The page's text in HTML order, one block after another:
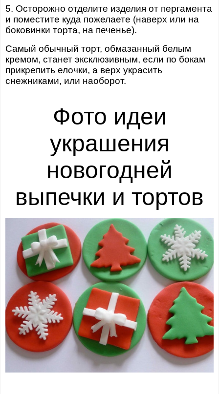
5. Осторожно отделите изделия от пергамента
и поместите куда пожелаете (наверх или на
боковинки торта, на печенье).
Самый обычный торт, обмазанный белым
кремом, станет эксклюзивным, если по бокам
прикрепить елочки, а верх украсить
снежниками, или наоборот.
Фото идеи
украшения
новогодней
выпечки и тортов